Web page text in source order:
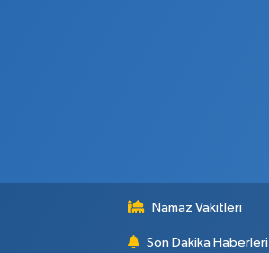
Namaz Vakitleri
Son Dakika Haberleri